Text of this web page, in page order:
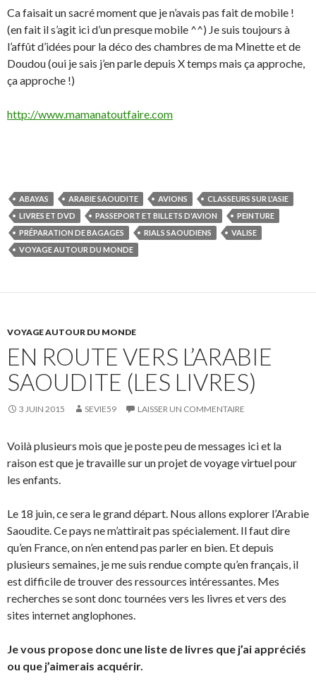
Ca faisait un sacré moment que je n’avais pas fait de mobile !
(en fait il s’agit ici d’un presque mobile ^^) Je suis toujours à
l’affût d’idées pour la déco des chambres de ma Minette et de
Doudou (oui je sais j’en parle depuis X temps mais ça approche,
ça approche !)
http://www.mamanatoutfaire.com
ABAYAS ARABIE SAOUDITE AVIONS
CLASSEURS SUR L'ASIE
LIVRES ET DVD
PASSEPORT ET BILLETS D'AVION
PEINTURE
PRÉPARATION DE BAGAGES
RIALS SAOUDIENS
VALISE
VOYAGE AUTOUR DU MONDE
VOYAGE AUTOUR DU MONDE
EN ROUTE VERS L’ARABIE
SAOUDITE (LES LIVRES)
3 JUIN 2015 SEVIE59 LAISSER UN COMMENTAIRE
Voilà plusieurs mois que je poste peu de messages ici et la
raison est que je travaille sur un projet de voyage virtuel pour
les enfants.
Le 18 juin, ce sera le grand départ. Nous allons explorer l’Arabie
Saoudite. Ce pays ne m’attirait pas spécialement. Il faut dire
qu’en France, on n’en entend pas parler en bien. Et depuis
plusieurs semaines, je me suis rendue compte qu’en français, il
est difficile de trouver des ressources intéressantes. Mes
recherches se sont donc tournées vers les livres et vers des
sites internet anglophones.
Je vous propose donc une liste de livres que j’ai appréciés
ou que j’aimerais acquérir.